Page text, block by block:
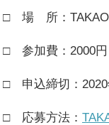
□ 場 所：TAKAO
□ 参加費：2000円
□ 申込締切：2020
□ 応募方法：